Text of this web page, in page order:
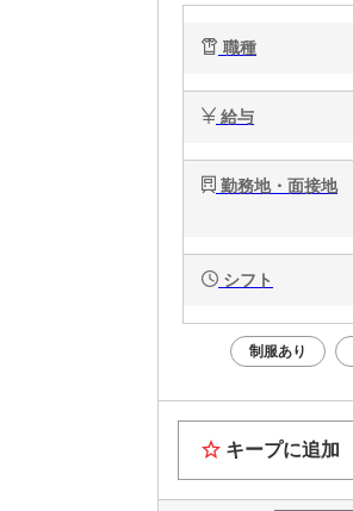
職種
給与
勤務地・面接地
シフト
制服あり
キープに追加